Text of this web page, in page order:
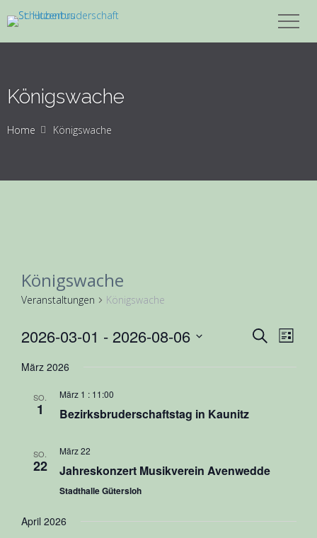
Königswache
Home Königswache
Königswache
Veranstaltungen Königswache
SucheListe
2026-03-01 - 2026-08-06
wählen.
März 2026
SO.
1
März 1 : 11:00
Bezirksbruderschaftstag in Kaunitz
SO.
22
März 22
Jahreskonzert Musikverein Avenwedde
Stadthalle Gütersloh
April 2026